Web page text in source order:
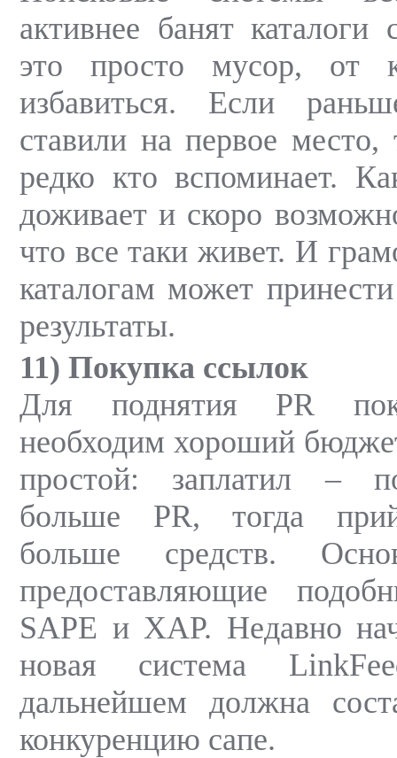
активнее банят
это просто мусор, от
избавиться. Если
ставили на первое
редко кто вспоминает.
доживает и скоро
что все таки живет. И
каталогам может
результаты.
11) Покупка ссылок
Для поднятия PR
необходим хороший
простой: заплатил –
больше PR, тогда
больше средств.
предоставляющие
SAPE и XAP. Недавно
новая система
дальнейшем должна
конкуренцию сапе.